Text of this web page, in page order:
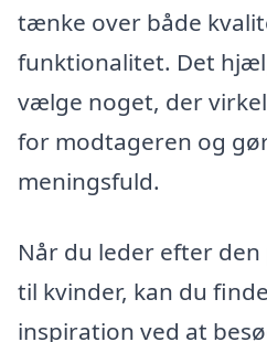
tænke over både
funktionalitet. Det
vælge noget, der
for modtageren og
meningsfuld.
Når du leder efter
til kvinder, kan du
inspiration ved at